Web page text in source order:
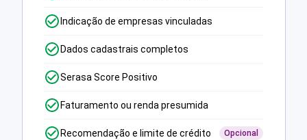
Indicação de empresas vinculadas
Dados cadastrais completos
Serasa Score Positivo
Faturamento ou renda presumida
Recomendação e limite de crédito Opcional